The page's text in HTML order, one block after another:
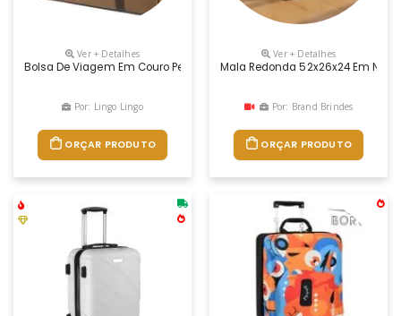
Ver + Detalhes
Bolsa De Viagem Em Couro Personalizado
Por: Lingo Lingo
ORÇAR PRODUTO
Ver + Detalhes
Mala Redonda 52x26x24 Em
Por: Brand Brindes
ORÇAR PRODUTO